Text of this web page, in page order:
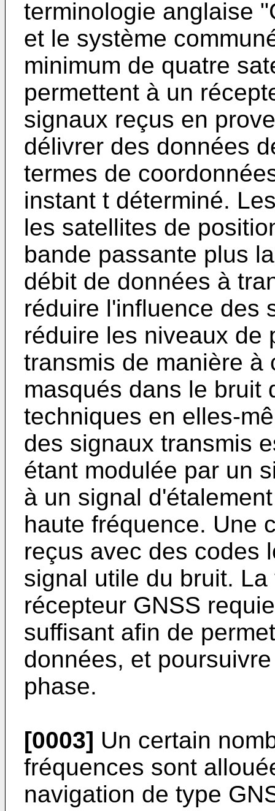
terminologie anglaise
et le système
minimum de quatre
permettent à un
signaux reçus en
délivrer des données
termes de
instant t déterminé.
les satellites de
bande passante plus
débit de données à
réduire l'influence des
réduire les niveaux de
transmis de manière à
masqués dans le bruit
techniques en elles-
des signaux transmis
étant modulée par un
à un signal
haute fréquence. Une
reçus avec des codes
signal utile du bruit.
récepteur GNSS
suffisant afin de
données, et
phase.
[0003] Un certain
fréquences sont
navigation de type